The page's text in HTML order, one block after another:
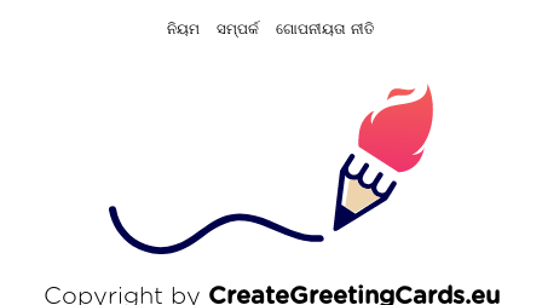
ନିୟମ ସମ୍ପର୍କ ଗୋପନୀୟତା ନୀତି
Copyright by CreateGreetingCards.eu